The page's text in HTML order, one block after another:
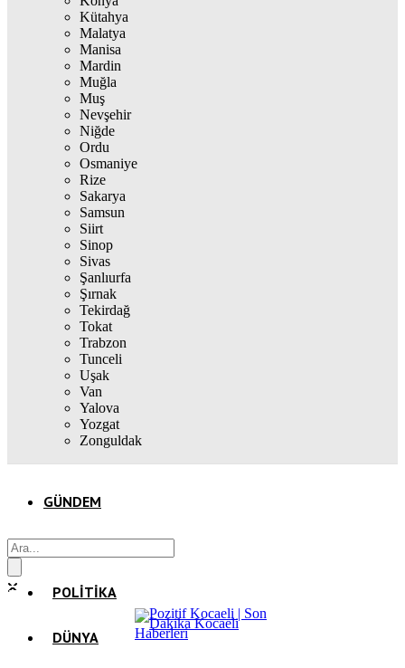
Kütahya
Malatya
Manisa
Mardin
Muğla
Muş
Nevşehir
Niğde
Ordu
Osmaniye
Rize
Sakarya
Samsun
Siirt
Sinop
Sivas
Şanlıurfa
Şırnak
Tekirdağ
Tokat
Trabzon
Tunceli
Uşak
Van
Yalova
Yozgat
Zonguldak
GÜNDEM
POLITIKA
DÜNYA